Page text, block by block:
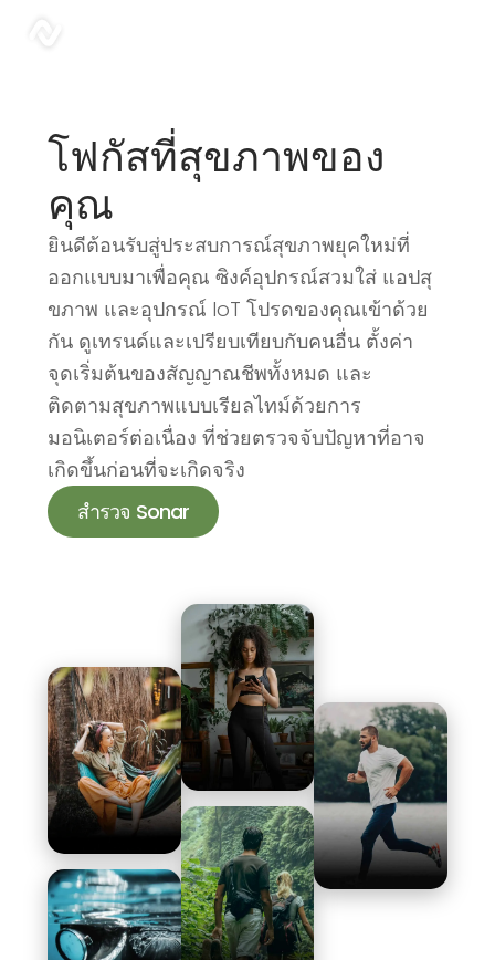
โฟกัสที่สุขภาพของ
คุณ
ยินดีต้อนรับสู่ประสบการณ์สุขภาพยุคใหม่ที่
ออกแบบมาเพื่อคุณ ซิงค์อุปกรณ์สวมใส่ แอปสุ
ขภาพ และอุปกรณ์ IoT โปรดของคุณเข้าด้วย
กัน ดูเทรนด์และเปรียบเทียบกับคนอื่น ตั้งค่า
จุดเริ่มต้นของสัญญาณชีพทั้งหมด และ
ติดตามสุขภาพแบบเรียลไทม์ด้วยการ
มอนิเตอร์ต่อเนื่อง ที่ช่วยตรวจจับปัญหาที่อาจ
เกิดขึ้นก่อนที่จะเกิดจริง
สำรวจ Sonar